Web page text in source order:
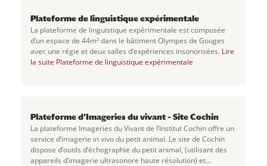
Plateforme de linguistique expérimentale
La plateforme de linguistique expérimentale est composée
d’un espace de 44m² dans le bâtiment Olympes de Gouges
avec une régie et deux salles d’expériences insonorisées. Lire
la suite Plateforme de linguistique expérimentale
Plateforme d’Imageries du vivant – Site Cochin
La plateforme Imageries du Vivant de l’Institut Cochin offre un
service d’imagerie in vivo du petit animal. Le site de Cochin
dispose d’outils d’échographie du petit animal, (utilisant des
appareils d’imagerie ultrasonore haute résolution) et